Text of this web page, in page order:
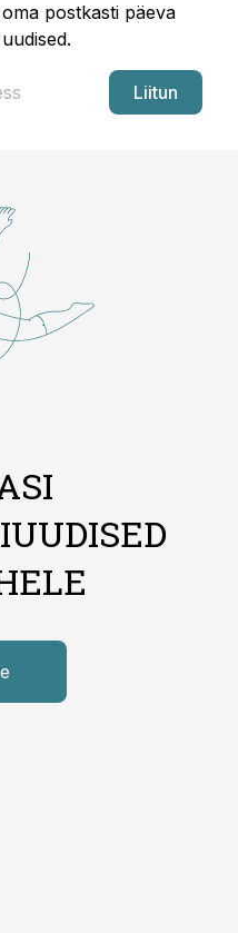
postkasti päeva
Liitun